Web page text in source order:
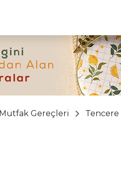
Mutfak Gereçleri Tencere